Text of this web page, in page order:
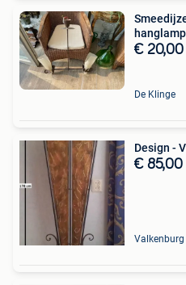
hanglamp
€ 20,00
De Klinge
Design -
€ 85,00
Valkenburg